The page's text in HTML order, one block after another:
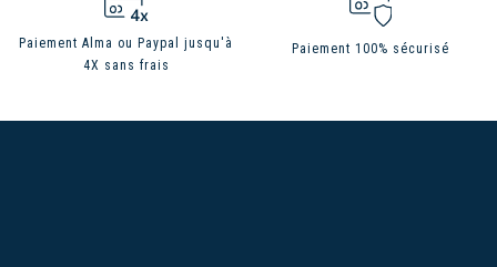
Paiement Alma ou Paypal jusqu'à
4X sans frais
Paiement 100% sécurisé